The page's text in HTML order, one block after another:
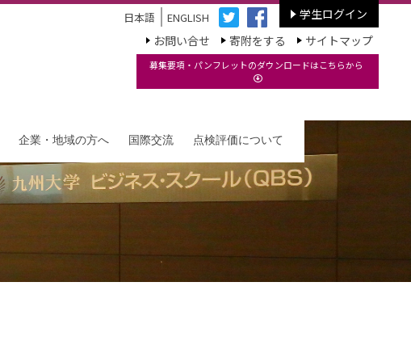
日本語 ENGLISH
学生ログイン
お問い合せ
寄附をする サイトマップ
募集要項・パンフレットのダウンロードはこちらから
企業・地域の方へ 国際交流 点検評価について